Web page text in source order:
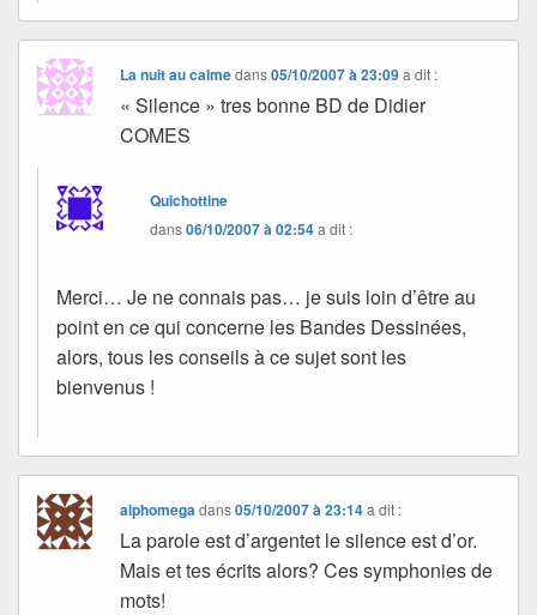
La nuit au calmedans05/10/2007 à 23:09 a dit :
« Silence » tres bonne BD de Didier
COMES
Quichottine
dans06/10/2007 à 02:54a dit :
Merci… Je ne connais pas… je suis loin d’être au
point en ce qui concerne les Bandes Dessinées,
alors, tous les conseils à ce sujet sont les
bienvenus !
alphomegadans05/10/2007 à 23:14 a dit :
La parole est d’argentet le silence est d’or.
Mais et tes écrits alors? Ces symphonies de
mots!